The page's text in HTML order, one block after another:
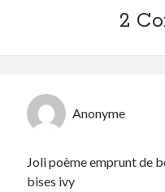
2
Anonyme
Joli poème emprunt de
bises ivy